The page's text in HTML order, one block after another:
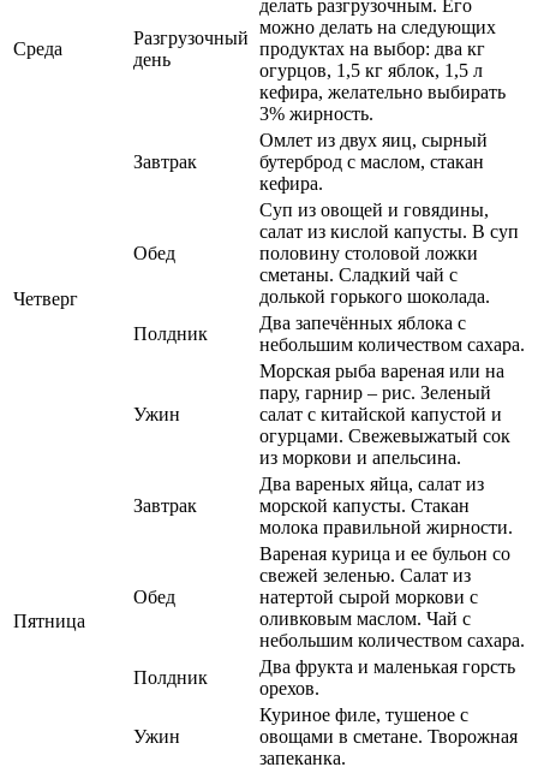
Среда
Разгрузочный
день
делать разгрузочным. Его
можно делать на следующих
продуктах на выбор: два кг
огурцов, 1,5 кг яблок, 1,5 л
кефира, желательно выбирать
3% жирность.
Четверг
Завтрак
Омлет из двух яиц, сырный
бутерброд с маслом, стакан
кефира.
Обед
Суп из овощей и говядины,
салат из кислой капусты. В суп
половину столовой ложки
сметаны. Сладкий чай с
долькой горького шоколада.
Полдник
Два запечённых яблока с
небольшим количеством сахара.
Ужин
Морская рыба вареная или на
пару, гарнир – рис. Зеленый
салат с китайской капустой и
огурцами. Свежевыжатый сок
из моркови и апельсина.
Пятница
Завтрак
Два вареных яйца, салат из
морской капусты. Стакан
молока правильной жирности.
Обед
Вареная курица и ее бульон со
свежей зеленью. Салат из
натертой сырой моркови с
оливковым маслом. Чай с
небольшим количеством сахара.
Полдник
Два фрукта и маленькая горсть
орехов.
Ужин
Куриное филе, тушеное с
овощами в сметане. Творожная
запеканка.